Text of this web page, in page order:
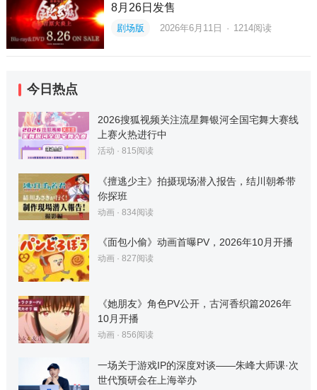
8月26日发售
剧场版 2026年6月11日 · 1214阅读
今日热点
2026搜狐视频关注流星舞银河全国宅舞大赛线
上赛火热进行中
活动 · 815阅读
《擅逃少主》拍摄现场潜入报告，结川朝希带
你探班
动画· 834阅读
《面包小偷》动画首曝PV，2026年10月开播
动画· 827阅读
《她朋友》角色PV公开，古河香织篇2026年
10月开播
动画· 856阅读
一场关于游戏IP的深度对谈——朱峰大师课·次
世代预研会在上海举办